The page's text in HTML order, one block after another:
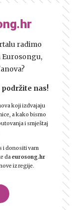
radimo
podržite nas!
koji izdvajaju
a kako bismo
i smještaj
i donositi vam
da eurosong.hr
iz regije.